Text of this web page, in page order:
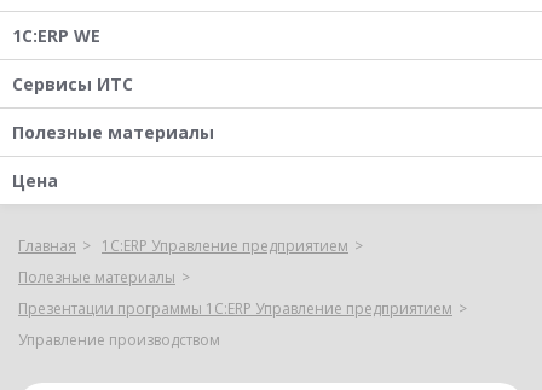
1С:ERP WE
Сервисы ИТС
Полезные материалы
Цена
Главная
1С:ERP Управление предприятием
Полезные материалы
Презентации программы 1С:ERP Управление предприятием
Управление производством